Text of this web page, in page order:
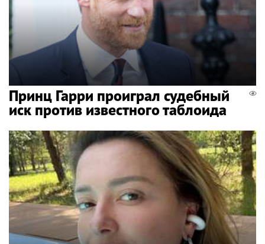
Принц Гарри проиграл судебный
иск против известного таблоида